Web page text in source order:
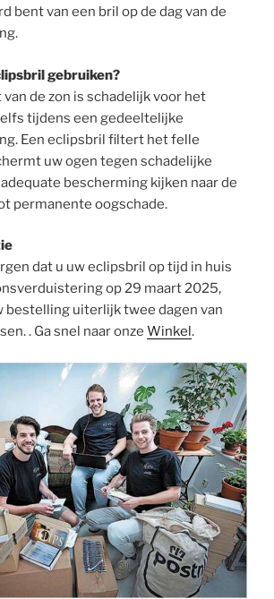
bent van een bril op de dag van de
gebruiken?
de zon is schadelijk voor het
tijdens een gedeeltelijke
Een eclipsbril filtert het felle
uw ogen tegen schadelijke
bescherming kijken naar de
permanente oogschade.
dat u uw eclipsbril op tijd in huis
op 29 maart 2025,
bestelling uiterlijk twee dagen van
. Ga snel naar onze Winkel.